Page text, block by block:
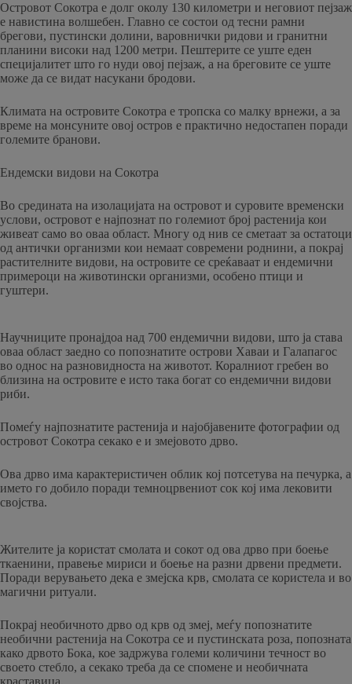
Островот Сокотра е долг околу 130 километри и неговиот пејзаж
е навистина волшебен. Главно се состои од тесни рамни
брегови, пустински долини, варовнички ридови и гранитни
планини високи над 1200 метри. Пештерите се уште еден
специјалитет што го нуди овој пејзаж, а на бреговите се уште
може да се видат насукани бродови.
Климата на островите Сокотра е тропска со малку врнежи, а за
време на монсуните овој остров е практично недостапен поради
големите бранови.
Ендемски видови на Сокотра
Во средината на изолацијата на островот и суровите временски
услови, островот е најпознат по големиот број растенија кои
живеат само во оваа област. Многу од нив се сметаат за остатоци
од антички организми кои немаат современи роднини, а покрај
растителните видови, на островите се среќаваат и ендемични
примероци на животински организми, особено птици и
гуштери.
Научниците пронајдоа над 700 ендемични видови, што ја става
оваа област заедно со попознатите острови Хаваи и Галапагос
во однос на разновидноста на животот. Коралниот гребен во
близина на островите е исто така богат со ендемични видови
риби.
Помеѓу најпознатите растенија и најобјавените фотографии од
островот Сокотра секако е и змејовото дрво.
Ова дрво има карактеристичен облик кој потсетува на печурка, а
името го добило поради темноцрвениот сок кој има лековити
својства.
Жителите ја користат смолата и сокот од ова дрво при боење
ткаенини, правење мириси и боење на разни дрвени предмети.
Поради верувањето дека е змејска крв, смолата се користела и во
магични ритуали.
Покрај необичното дрво од крв од змеј, меѓу попознатите
необични растенија на Сокотра се и пустинската роза, попозната
како дрвото Бока, кое задржува големи количини течност во
своето стебло, а секако треба да се спомене и необичната